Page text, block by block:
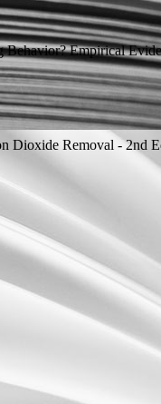
Empirical
Dioxide Removal - 2nd